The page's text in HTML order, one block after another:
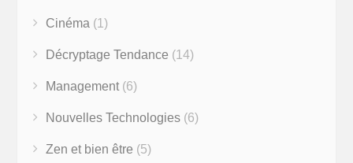
Cinéma (1)
Décryptage Tendance (14)
Management (6)
Nouvelles Technologies (6)
Zen et bien être (5)